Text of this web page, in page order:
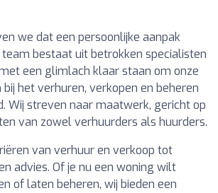
we dat een persoonlijke aanpak
team bestaat uit betrokken specialisten
een glimlach klaar staan om onze
het verhuren, verkopen en beheren
Wij streven naar maatwerk, gericht op
van zowel verhuurders als huurders.
van verhuur en verkoop tot
advies. Of je nu een woning wilt
of laten beheren, wij bieden een